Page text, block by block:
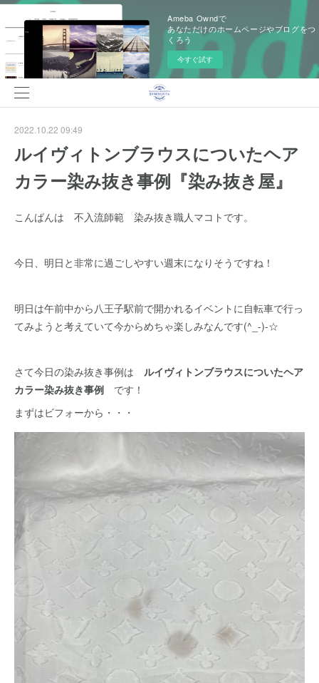
Ameba Owndで
あなただけのホームページやブログをつ
くろう
今すぐ試す
2022.10.22 09:49
ルイヴィトンブラウスについたヘア
カラー染み抜き事例『染み抜き屋』
こんばんは 不入流師範 染み抜き職人マコトです。
今日、明日と非常に過ごしやすい週末になりそうですね！
明日は午前中から八王子駅前で開かれるイベントに自転車で行っ
てみようと考えていて今からめちゃ楽しみなんです(^_-)-☆
さて今日の染み抜き事例は ルイヴィトンブラウスについたヘア
カラー染み抜き事例 です！
まずはビフォーから・・・